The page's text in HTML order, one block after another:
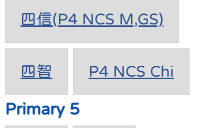
四信(P4 NCS M,GS)
四智 P4 NCS Chi
Primary 5